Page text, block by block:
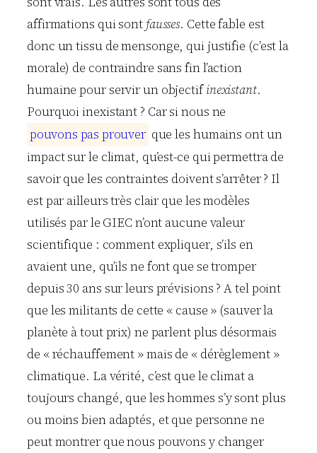
affirmations qui sont fausses. Cette fable est
donc un tissu de mensonge, qui justifie (c’est la
morale) de contraindre sans fin l’action
humaine pour servir un objectifinexistant.
Pourquoi inexistant ? Car si nous ne
pouvons pas prouver que les humains ont un
impact sur le climat, qu’est-ce qui permettra de
savoir que les contraintes doivent s’arrêter ? Il
est par ailleurs très clair que les modèles
utilisés par le GIEC n’ont aucune valeur
scientifique : comment expliquer, s’ils en
avaient une, qu’ils ne font que se tromper
depuis 30 ans sur leurs prévisions ? A tel point
que les militants de cette « cause » (sauver la
planète à tout prix) ne parlent plus désormais
de « réchauffement » mais de « dérèglement »
climatique. La vérité, c’est que le climat a
toujours changé, que les hommes s’y sont plus
ou moins bien adaptés, et que personne ne
peut montrer que nous pouvons y changer